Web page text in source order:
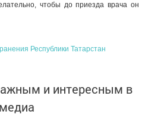
чтобы до приезда врача он
Республики Татарстан
и интересным в